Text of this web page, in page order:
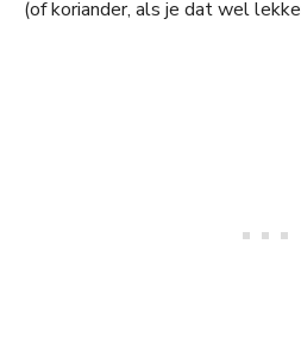
(of koriander, als je dat wel